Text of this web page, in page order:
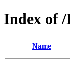
Index of
Name